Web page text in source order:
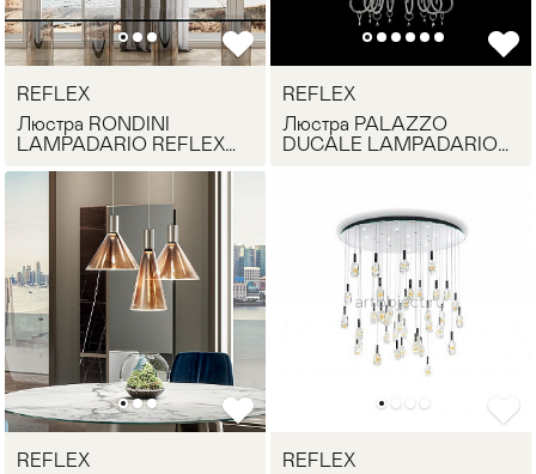
REFLEX
Люстра RONDINI
LAMPADARIO REFLEX
REFLEX
Люстра PALAZZO
DUCALE LAMPADARIO
REFLEX
REFLEX